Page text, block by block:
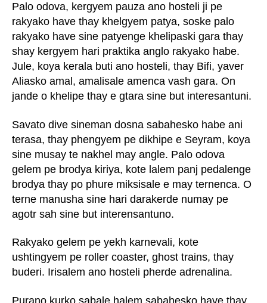
Palo odova, kergyem pauza ano hosteli ji pe
rakyako have thay khelgyem patya, soske palo
rakyako have sine patyenge khelipaski gara thay
shay kergyem hari praktika anglo rakyako habe.
Jule, koya kerala buti ano hosteli, thay Bifi, yaver
Aliasko amal, amalisale amenca vash gara. On
jande o khelipe thay e gtara sine but interesantuni.
Savato dive sineman dosna sabahesko habe ani
terasa, thay phengyem pe dikhipe e Seyram, koya
sine musay te nakhel may angle. Palo odova
gelem pe brodya kiriya, kote lalem panj pedalenge
brodya thay po phure miksisale e may ternenca. O
terne manusha sine hari darakerde numay pe
agotr sah sine but interensantuno.
Rakyako gelem pe yekh karnevali, kote
ushtingyem pe roller coaster, ghost trains, thay
buderi. Irisalem ano hosteli pherde adrenalina.
Purano kurko sabale halem sabahesko have thay